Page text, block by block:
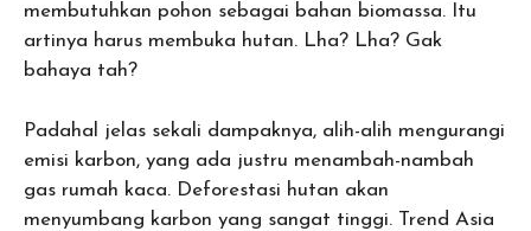
membutuhkan pohon sebagai bahan biomassa. Itu
artinya harus membuka hutan. Lha? Lha? Gak
bahaya tah?
Padahal jelas sekali dampaknya, alih-alih mengurangi
emisi karbon, yang ada justru menambah-nambah
gas rumah kaca. Deforestasi hutan akan
menyumbang karbon yang sangat tinggi. Trend Asia